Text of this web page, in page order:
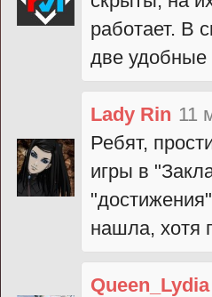
работает. В
две
Lady Rin 11
Ребят,
игры в
нашла, хотя
Queen_Lydia